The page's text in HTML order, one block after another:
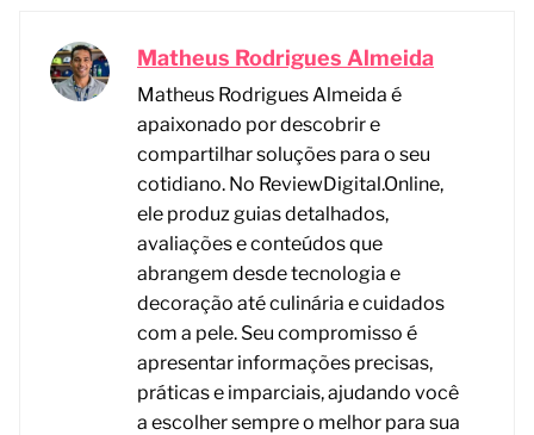
Matheus Rodrigues Almeida
Matheus Rodrigues Almeida é
apaixonado por descobrir e
compartilhar soluções para o seu
cotidiano. No ReviewDigital.Online,
ele produz guias detalhados,
avaliações e conteúdos que
abrangem desde tecnologia e
decoração até culinária e cuidados
com a pele. Seu compromisso é
apresentar informações precisas,
práticas e imparciais, ajudando você
a escolher sempre o melhor para sua